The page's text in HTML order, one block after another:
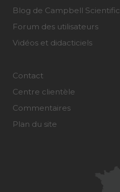
Blog de Campbell Scientific
Forum des utilisateurs
Vidéos et didacticiels
Contact
Centre clientèle
Commentaires
Plan du site